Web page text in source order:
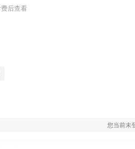
后查看
您当前未